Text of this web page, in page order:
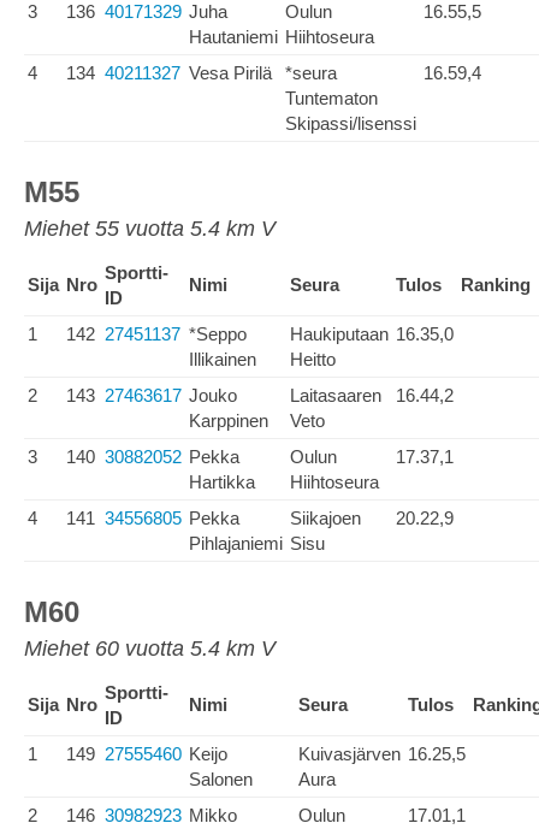
3 136 40171329 Juha
Hautaniemi
Oulun
Hiihtoseura
16.55,5
4 134 40211327 Vesa Pirilä
*seura
Tuntematon
Skipassi/lisenssi
16.59,4
M55
Miehet 55 vuotta 5.4 km V
Sija Nro
Sportti-
ID
Nimi Seura Tulos Ranking
1 142 27451137 *Seppo
Illikainen
Haukiputaan
Heitto
16.35,0
2 143 27463617 Jouko
Karppinen
Laitasaaren
Veto
16.44,2
3 140 30882052 Pekka
Hartikka
Oulun
Hiihtoseura
17.37,1
4 141 34556805 Pekka
Pihlajaniemi
Siikajoen
Sisu
20.22,9
M60
Miehet 60 vuotta 5.4 km V
Sija Nro
Sportti-
ID
Nimi Seura Tulos
1 149 27555460 Keijo
Salonen
Kuivasjärven
Aura
16.25,5
2 146 30982923 Mikko
Oulun
17.01,1